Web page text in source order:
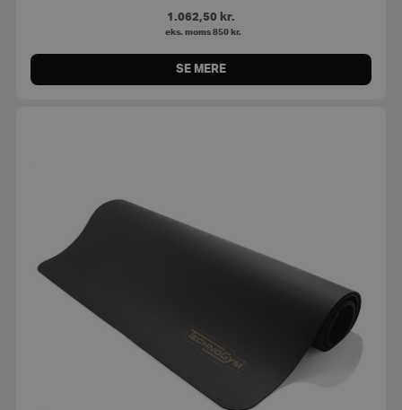
1.062,50 kr.
eks. moms 850 kr.
SE MERE